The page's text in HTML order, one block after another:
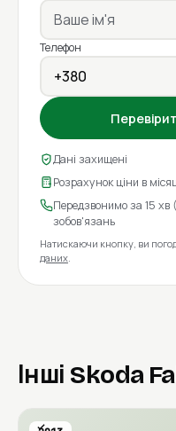
Телефон
Дані захищені
Розрахунок ціни в
Передзвонимо за 15
зобов'язань
Натискаючи кнопку, ви
даних.
Інші Skoda